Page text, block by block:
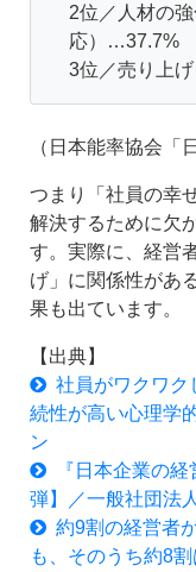
2位／人材の
応）…37.7%
3位／売り上
（日本能率協会「
つまり「社員の幸
解決するために欠
す。実際に、経営
げ」に関係性があ
果も出ています。
【出典】
社員がワクワク
続性が高い心理学
ン
『日本企業の
弾】／一般社団法
約9割の経営者
も、そのうち約8